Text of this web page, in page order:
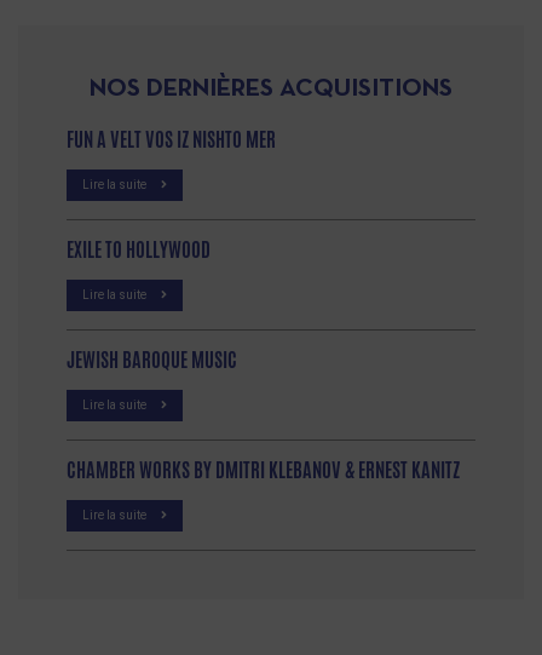
NOS DERNIÈRES ACQUISITIONS
FUN A VELT VOS IZ NISHTO MER
Lire la suite
EXILE TO HOLLYWOOD
Lire la suite
JEWISH BAROQUE MUSIC
Lire la suite
CHAMBER WORKS BY DMITRI KLEBANOV & ERNEST KANITZ
Lire la suite